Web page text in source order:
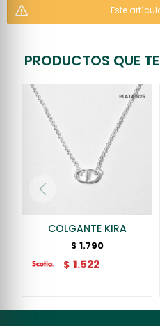
Este
PRODUCTOS QUE
COLGANTE KIRA
$ 1.790
$ 1.522